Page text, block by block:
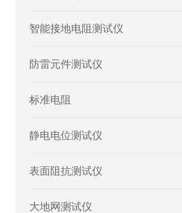
智能接地电阻测试仪
防雷元件测试仪
标准电阻
静电电位测试仪
表面阻抗测试仪
大地网测试仪